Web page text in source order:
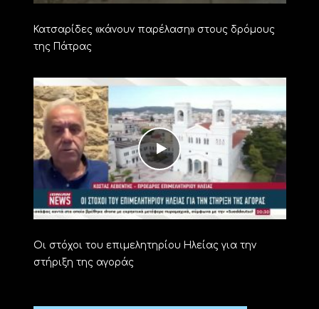
Κατσαρίδες «κάνουν παρέλαση» στους δρόμους
της Πάτρας
Οι στόχοι του επιμελητηρίου Ηλείας για την
στήριξη της αγοράς